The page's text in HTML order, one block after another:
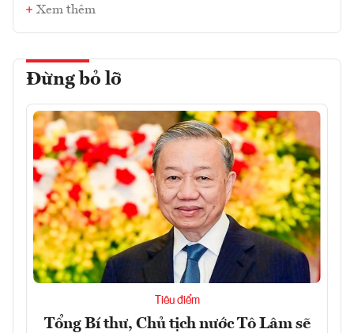
Xem thêm
Đừng bỏ lỡ
Tiêu điểm
Tổng Bí thư, Chủ tịch nước Tô Lâm sẽ